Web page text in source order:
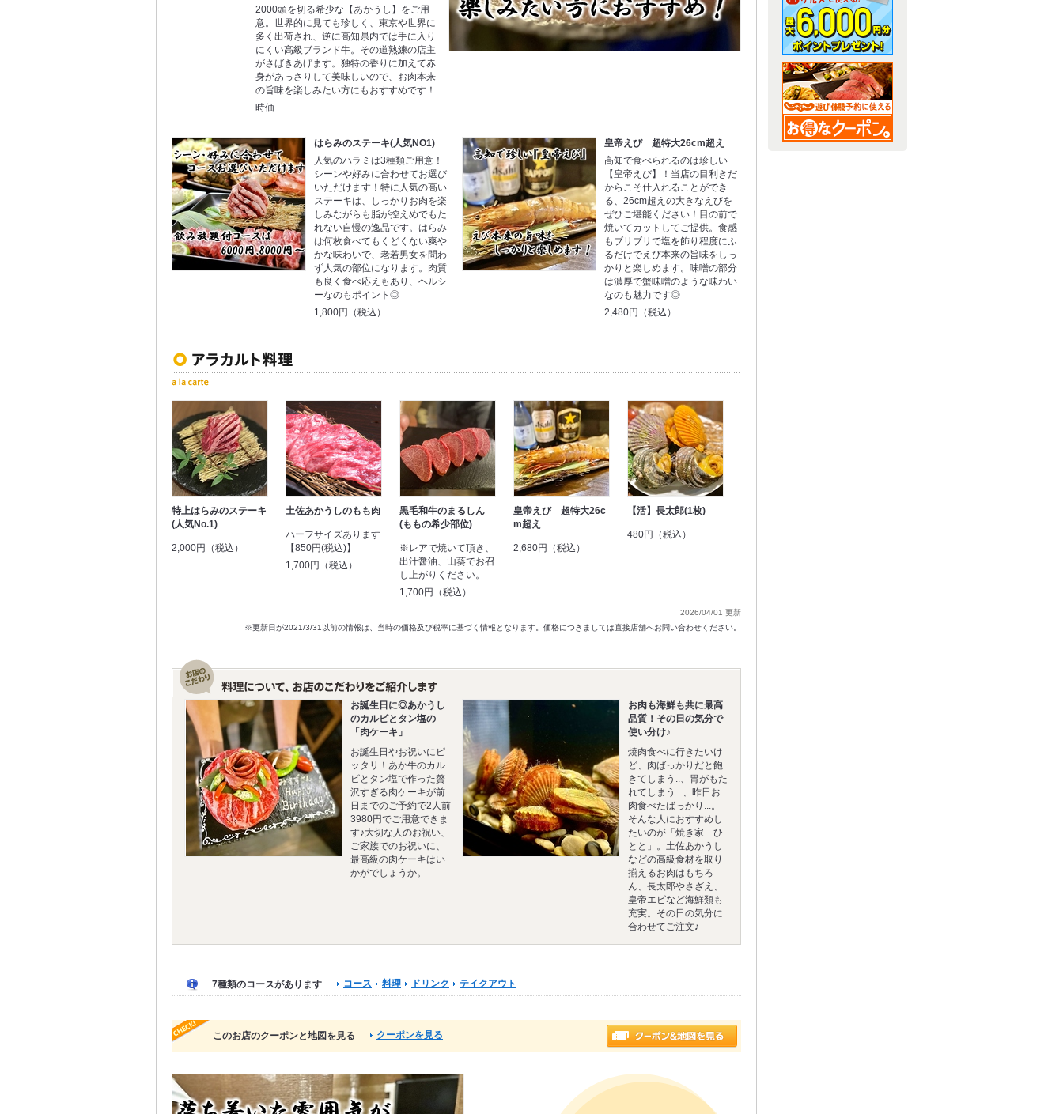
2000頭を切る希少な【あかうし】をご用
意。世界的に見ても珍しく、東京や世界に
多く出荷され、逆に高知県内では手に入り
にくい高級ブランド牛。その道熟練の店主
がさばきあげます。独特の香りに加えて赤
身があっさりして美味しいので、お肉本来
の旨味を楽しみたい方にもおすすめです！
時価
はらみのステーキ(人気NO1)
人気のハラミは3種類ご用意！
シーンや好みに合わせてお選び
いただけます！特に人気の高い
ステーキは、しっかりお肉を楽
しみながらも脂が控えめでもた
れない自慢の逸品です。はらみ
は何枚食べてもくどくない爽や
かな味わいで、老若男女を問わ
ず人気の部位になります。肉質
も良く食べ応えもあり、ヘルシ
ーなのもポイント◎
1,800円（税込）
皇帝えび 超特大26cm超え
高知で食べられるのは珍しい
【皇帝えび】！当店の目利きだ
からこそ仕入れることができ
る、26cm超えの大きなえびを
ぜひご堪能ください！目の前で
焼いてカットしてご提供。食感
もブリブリで塩を飾り程度にふ
るだけでえび本来の旨味をしっ
かりと楽しめます。味噌の部分
は濃厚で蟹味噌のような味わい
なのも魅力です◎
2,480円（税込）
特上はらみのステーキ
(人気No.1)
2,000円（税込）
土佐あかうしのもも肉
ハーフサイズあります
【850円(税込)】
1,700円（税込）
黒毛和牛のまるしん
(ももの希少部位)
※レアで焼いて頂き、
出汁醤油、山葵でお召
し上がりください。
1,700円（税込）
皇帝えび 超特大26c
m超え
2,680円（税込）
【活】長太郎(1枚)
480円（税込）
2026/04/01 更新
※更新日が2021/3/31以前の情報は、当時の価格及び税率に基づく情報となります。価格につきましては直接店舗へお問い合わせください。
お誕生日に◎あかうし
のカルビとタン塩の
「肉ケーキ」
お誕生日やお祝いにピ
ッタリ！あか牛のカル
ビとタン塩で作った贅
沢すぎる肉ケーキが前
日までのご予約で2人前
3980円でご用意できま
す♪大切な人のお祝い、
ご家族でのお祝いに、
最高級の肉ケーキはい
かがでしょうか。
お肉も海鮮も共に最高
品質！その日の気分で
使い分け♪
焼肉食べに行きたいけ
ど、肉ばっかりだと飽
きてしまう..、胃がもた
れてしまう...、昨日お
肉食べたばっかり...。
そんな人におすすめし
たいのが「焼き家 ひ
とと」。土佐あかうし
などの高級食材を取り
揃えるお肉はもちろ
ん、長太郎やさざえ、
皇帝エビなど海鮮類も
充実。その日の気分に
合わせてご注文♪
7種類のコースがあります コース 料理 ドリンク テイクアウト
このお店のクーポンと地図を見る クーポンを見る